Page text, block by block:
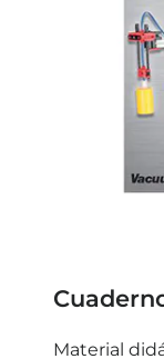
Material